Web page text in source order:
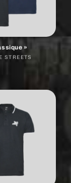
»
:
STREETS